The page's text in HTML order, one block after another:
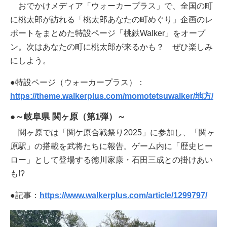
おでかけメディア「ウォーカープラス」で、全国の町
に桃太郎が訪れる「桃太郎あなたの町めぐり」企画のレ
ポートをまとめた特設ページ「桃鉄Walker」をオープ
ン。次はあなたの町に桃太郎が来るかも？ ぜひ楽しみ
にしよう。
●特設ページ（ウォーカープラス）：
https://theme.walkerplus.com/momotetsuwalker/地方/
●～岐阜県 関ヶ原（第1弾）～
関ヶ原では「関ケ原合戦祭り2025」に参加し、「関ヶ
原駅」の搭載を武将たちに報告。ゲーム内に「歴史ヒー
ロー」として登場する徳川家康・石田三成との掛けあい
も!?
●記事： https://www.walkerplus.com/article/1299797/